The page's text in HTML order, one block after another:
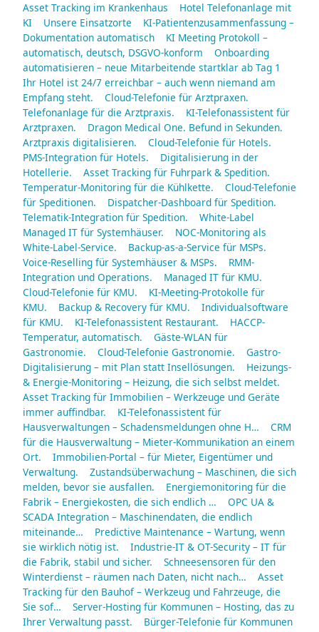
Asset Tracking im Krankenhaus
Hotel Telefonanlage mit
KI
Unsere Einsatzorte
KI-Patientenzusammenfassung –
Dokumentation automatisch
KI Meeting Protokoll –
automatisch, deutsch, DSGVO-konform
Onboarding
automatisieren – neue Mitarbeitende startklar ab Tag 1
Ihr Hotel ist 24/7 erreichbar – auch wenn niemand am
Empfang steht.
Cloud-Telefonie für Arztpraxen.
Telefonanlage für die Arztpraxis.
KI-Telefonassistent für
Arztpraxen.
Dragon Medical One. Befund in Sekunden.
Arztpraxis digitalisieren.
Cloud-Telefonie für Hotels.
PMS-Integration für Hotels.
Digitalisierung in der
Hotellerie.
Asset Tracking für Fuhrpark & Spedition.
Temperatur-Monitoring für die Kühlkette.
Cloud-Telefonie
für Speditionen.
Dispatcher-Dashboard für Spedition.
Telematik-Integration für Spedition.
White-Label
Managed IT für Systemhäuser.
NOC-Monitoring als
White-Label-Service.
Backup-as-a-Service für MSPs.
Voice-Reselling für Systemhäuser & MSPs.
RMM-
Integration und Operations.
Managed IT für KMU.
Cloud-Telefonie für KMU.
KI-Meeting-Protokolle für
KMU.
Backup & Recovery für KMU.
Individualsoftware
für KMU.
KI-Telefonassistent Restaurant.
HACCP-
Temperatur, automatisch.
Gäste-WLAN für
Gastronomie.
Cloud-Telefonie Gastronomie.
Gastro-
Digitalisierung – mit Plan statt Insellösungen.
Heizungs-
& Energie-Monitoring – Heizung, die sich selbst meldet.
Asset Tracking für Immobilien – Werkzeuge und Geräte
immer auffindbar.
KI-Telefonassistent für
Hausverwaltungen – Schadensmeldungen ohne H…
CRM
für die Hausverwaltung – Mieter-Kommunikation an einem
Ort.
Immobilien-Portal – für Mieter, Eigentümer und
Verwaltung.
Zustandsüberwachung – Maschinen, die sich
melden, bevor sie ausfallen.
Energiemonitoring für die
Fabrik – Energiekosten, die sich endlich …
OPC UA &
SCADA Integration – Maschinendaten, die endlich
miteinande…
Predictive Maintenance – Wartung, wenn
sie wirklich nötig ist.
Industrie-IT & OT-Security – IT für
die Fabrik, stabil und sicher.
Schneesensoren für den
Winterdienst – räumen nach Daten, nicht nach…
Asset
Tracking für den Bauhof – Werkzeug und Fahrzeuge, die
Sie sof…
Server-Hosting für Kommunen – Hosting, das zu
Ihrer Verwaltung passt.
Bürger-Telefonie für Kommunen